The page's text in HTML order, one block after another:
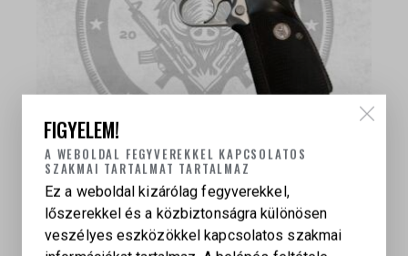
BROWNING HIGH POWER
399 000Ft
FIGYELEM!
A WEBOLDAL FEGYVEREKKEL KAPCSOLATOS
SZAKMAI TARTALMAT TARTALMAZ
Ez a weboldal kizárólag fegyverekkel,
lőszerekkel és a közbiztonságra különösen
veszélyes eszközökkel kapcsolatos szakmai